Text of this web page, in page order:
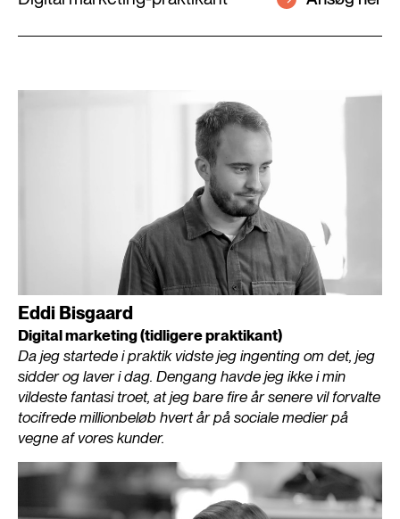
Eddi Bisgaard
Digital marketing (tidligere praktikant)
Da jeg startede i praktik vidste jeg ingenting om det, jeg
sidder og laver i dag. Dengang havde jeg ikke i min
vildeste fantasi troet, at jeg bare fire år senere vil forvalte
tocifrede millionbeløb hvert år på sociale medier på
vegne af vores kunder.